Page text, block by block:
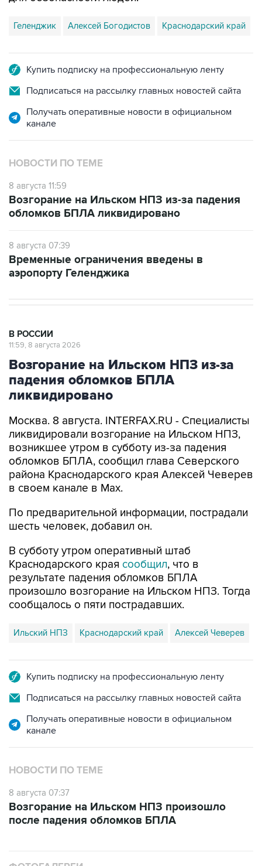
Геленджик Алексей Богодистов Краснодарский край
Купить подписку на профессиональную ленту
Подписаться на рассылку главных новостей сайта
Получать оперативные новости в официальном
канале
НОВОСТИ ПО ТЕМЕ
8 августа 11:59
Возгорание на Ильском НПЗ из-за падения
обломков БПЛА ликвидировано
8 августа 07:39
Временные ограничения введены в
аэропорту Геленджика
В РОССИИ
11:59, 8 августа 2026
Возгорание на Ильском НПЗ из-за
падения обломков БПЛА
ликвидировано
Москва. 8 августа. INTERFAX.RU - Специалисты
ликвидировали возгорание на Ильском НПЗ,
возникшее утром в субботу из-за падения
обломков БПЛА, сообщил глава Северского
района Краснодарского края Алексей Чеверев
в своем канале в Max.
По предварительной информации, пострадали
шесть человек, добавил он.
В субботу утром оперативный штаб
Краснодарского края сообщил, что в
результате падения обломков БПЛА
произошло возгорание на Ильском НПЗ. Тогда
сообщалось о пяти пострадавших.
Ильский НПЗ Краснодарский край Алексей Чеверев
Купить подписку на профессиональную ленту
Подписаться на рассылку главных новостей сайта
Получать оперативные новости в официальном
канале
НОВОСТИ ПО ТЕМЕ
8 августа 07:37
Возгорание на Ильском НПЗ произошло
после падения обломков БПЛА